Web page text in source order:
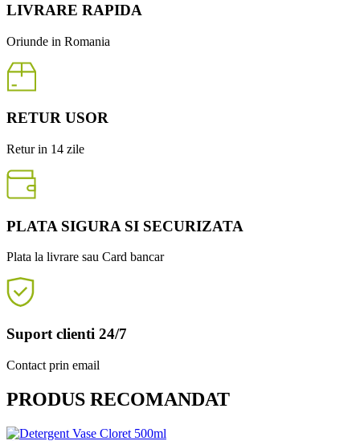
LIVRARE RAPIDA
Oriunde in Romania
RETUR USOR
Retur in 14 zile
PLATA SIGURA SI SECURIZATA
Plata la livrare sau Card bancar
Suport clienti 24/7
Contact prin email
PRODUS RECOMANDAT